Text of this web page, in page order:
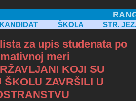
KANDIDAT ŠKOLA STR. JEZ.
za upis studenata po
meri
KOJI SU
ŠKOLU ZAVRŠILI U